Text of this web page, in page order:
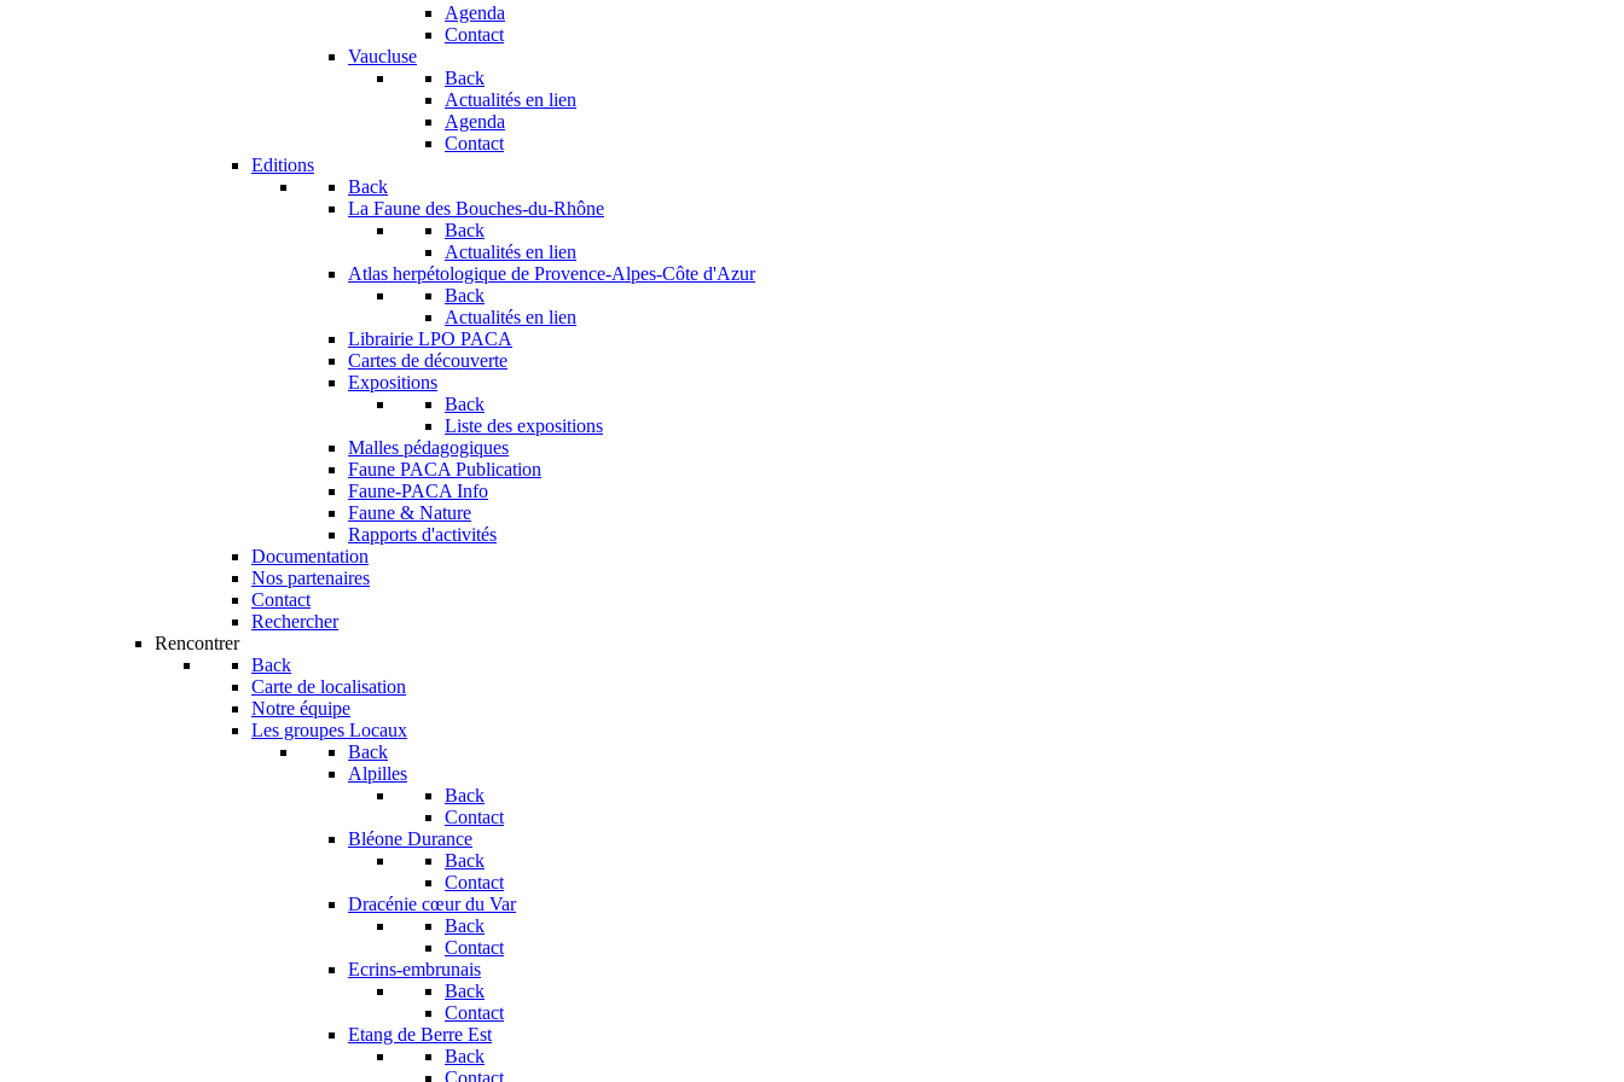
Agenda
Contact
Vaucluse
Back
Actualités en lien
Agenda
Contact
Editions
Back
La Faune des Bouches-du-Rhône
Back
Actualités en lien
Atlas herpétologique de Provence-Alpes-Côte d'Azur
Back
Actualités en lien
Librairie LPO PACA
Cartes de découverte
Expositions
Back
Liste des expositions
Malles pédagogiques
Faune PACA Publication
Faune-PACA Info
Faune & Nature
Rapports d'activités
Documentation
Nos partenaires
Contact
Rechercher
Rencontrer
Back
Carte de localisation
Notre équipe
Les groupes Locaux
Back
Alpilles
Back
Contact
Bléone Durance
Back
Contact
Dracénie cœur du Var
Back
Contact
Ecrins-embrunais
Back
Contact
Etang de Berre Est
Back
Contact